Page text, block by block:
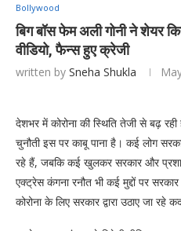
Bollywood
बिग बॉस फेम अली गोनी ने शेयर
वीडियो, फैन्स हुए क्रेजी
written by Sneha Shukla
देशभर में कोरोना की स्थिति तेजी से बढ़
चुनौती इस पर काबू पाना है। कई लोग
रहे हैं, जबकि कई खुलकर सरकार और
एक्ट्रेस कंगना रनौत भी कई मुद्दों पर
कोरोना के लिए सरकार द्वारा उठाए जा